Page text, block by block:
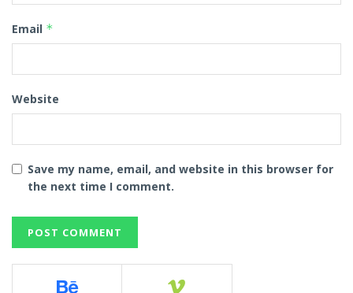
Email *
Website
Save my name, email, and website in this browser for
the next time I comment.